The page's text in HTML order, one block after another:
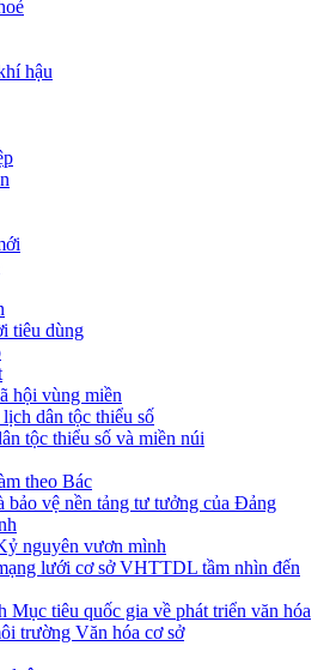
hậu
tiêu dùng
hội vùng miền
dân tộc thiểu số
tộc thiểu số và miền núi
theo Bác
bảo vệ nền tảng tư tưởng của Đảng
nguyên vươn mình
lưới cơ sở VHTTDL tầm nhìn đến
Mục tiêu quốc gia về phát triển văn hóa
trường Văn hóa cơ sở